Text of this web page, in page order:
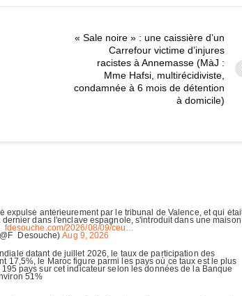
« Sale noire » : une caissière d’un
Carrefour victime d’injures
racistes à Annemasse (MàJ :
Mme Hafsi, multirécidiviste,
condamnée à 6 mois de détention
à domicile)